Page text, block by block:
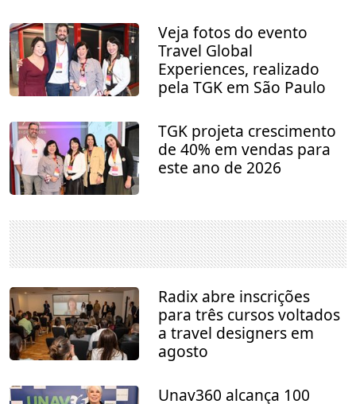
Veja fotos do evento
Travel Global
Experiences, realizado
pela TGK em São Paulo
TGK projeta crescimento
de 40% em vendas para
este ano de 2026
Radix abre inscrições
para três cursos voltados
a travel designers em
agosto
Unav360 alcança 100